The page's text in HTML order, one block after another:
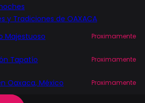
y Tradiciones de OAXACA
Majestuoso
Tapatío
Oaxaca, México